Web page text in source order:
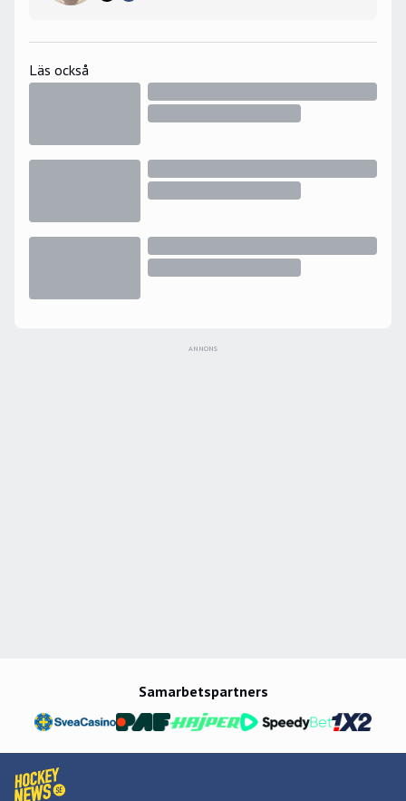
Läs också
ANNONS
Samarbetspartners